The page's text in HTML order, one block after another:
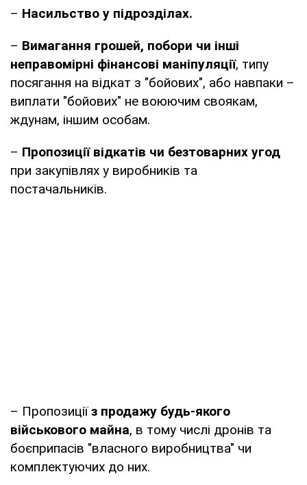
– Насильство у підрозділах.
– Вимагання грошей, побори чи інші
неправомірні фінансові маніпуляції, типу
посягання на відкат з "бойових", або навпаки –
виплати "бойових" не воюючим своякам,
ждунам, іншим особам.
– Пропозиції відкатів чи безтоварних угод
при закупівлях у виробників та
постачальників.
– Пропозиціїз продажу будь-якого
військового майна, в тому числі дронів та
боєприпасів "власного виробництва" чи
комплектуючих до них.